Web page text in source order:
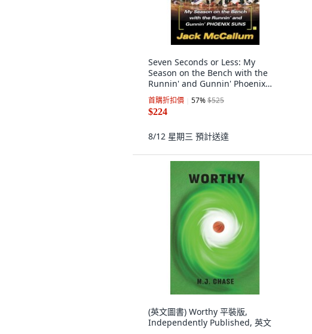
Seven Seconds or Less: My
Season on the Bench with the
Runnin' and Gunnin' Phoenix
Suns 平裝版, Touchstone Books
首購折扣價 57%$525
$224
8/12 星期三 預計送達
(英文圖書) Worthy 平裝版,
Independently Published, 英文